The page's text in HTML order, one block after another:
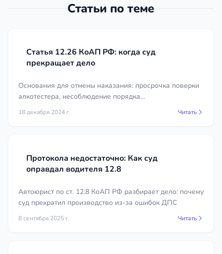
Статьи по теме
Статья 12.26 КоАП РФ: когда суд
прекращает дело
Основания для отмены наказания: просрочка поверки
алкотестера, несоблюдение порядка
освидетельствования, отсутствие понятых или видео.
Судебная практика и советы юриста.
18 декабря 2024 г. Читать
Протокола недостаточно: Как суд
оправдал водителя 12.8
Автоюрист по ст. 12.8 КоАП РФ разбирает дело: почему
суд прекратил производство из-за ошибок ДПС
8 сентября 2025 г. Читать